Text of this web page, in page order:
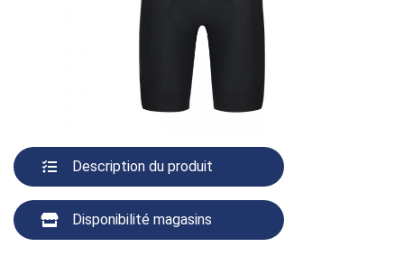
Description du produit
Disponibilité magasins